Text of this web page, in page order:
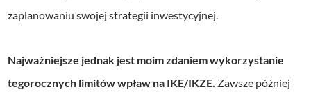
zaplanowaniu swojej strategii inwestycyjnej.
Najważniejsze jednak jest moim zdaniem wykorzystanie
tegorocznych limitów wpław na IKE/IKZE. Zawsze później